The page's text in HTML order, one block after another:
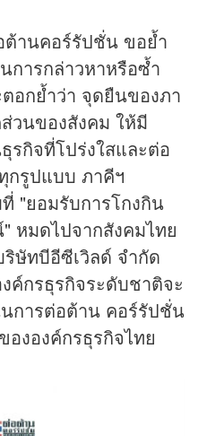
ต้านคอร์รัปชั่น ขอย้ำ
การกล่าวหาหรือซ้ำ
อกย้ำว่า จุดยืนของภา
วนของสังคม ให้มี
รกิจที่โปร่งใสและต่อ
กรูปแบบ ภาคีฯ
"ยอมรับการโกงกิน
หมดไปจากสังคมไทย
ริษัทบีอีซีเวิลด์ จำกัด
ค์กรธุรกิจระดับชาติจะ
การต่อต้าน คอร์รัปชั่น
ององค์กรธุรกิจไทย